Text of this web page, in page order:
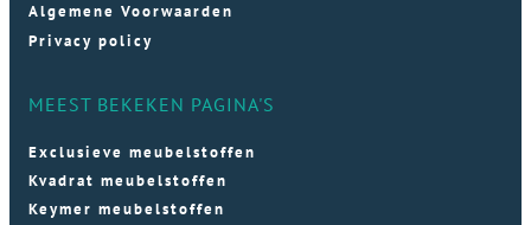
Algemene Voorwaarden
Privacy policy
MEEST BEKEKEN PAGINA'S
Exclusieve meubelstoffen
Kvadrat meubelstoffen
Keymer meubelstoffen